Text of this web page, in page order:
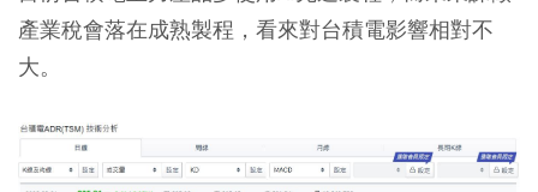
產業稅會落在成熟製程，看來對台積電影響相對不
大。